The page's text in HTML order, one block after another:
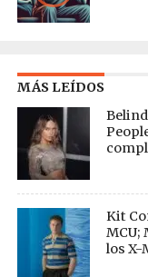
MÁS LEÍDOS
Kit
MCU;
los X-